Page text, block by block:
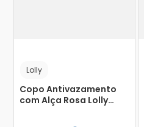
Lolly
Copo Antivazamento
com Alça Rosa Lolly